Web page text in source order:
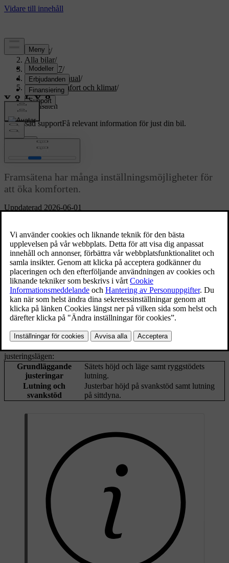
Support/
Alla bilar/
EX60 2027/
Användarmanual/
Invändig komfort och klimat/
Säten/
Framsäten
Anpassad supportFå relevant information för just din bil.
Uppdaterad 2026-06-01
Framsäten
Framsätena har många inställningsmöjligheter för
att öka komforten.
Justeringsmöjligheter
justeringslägen:
Grundläggande
justeringar
Sätets höjd och läge samt ryggstödets
lutning.
Lutning och
svankstöd
Justerbar höjd på svankstöd samt lutning
på sittdyna.